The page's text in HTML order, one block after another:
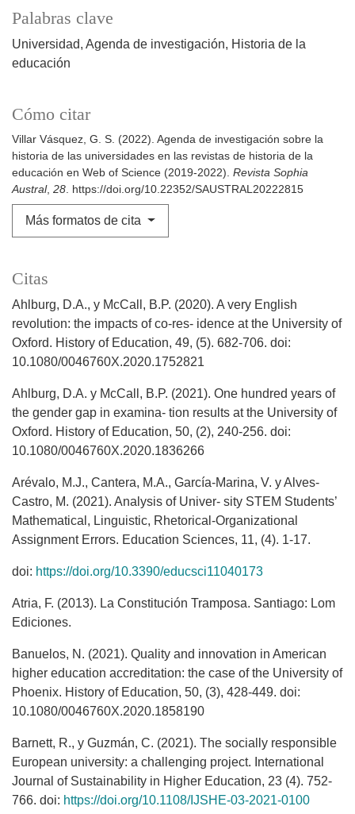
Palabras clave
Universidad Agenda de investigación
Historia de la
educación
Cómo citar
Villar Vásquez, G. S. (2022). Agenda de investigación sobre la
historia de las universidades en las revistas de historia de la
educación en Web of Science (2019-2022). Revista Sophia
Austral, 28. https://doi.org/10.22352/SAUSTRAL20222815
Más formatos de cita
Citas
Ahlburg, D.A., y McCall, B.P. (2020). A very English
revolution: the impacts of co-res- idence at the University of
Oxford. History of Education, 49, (5). 682-706. doi:
10.1080/0046760X.2020.1752821
Ahlburg, D.A. y McCall, B.P. (2021). One hundred years of
the gender gap in examina- tion results at the University of
Oxford. History of Education, 50, (2), 240-256. doi:
10.1080/0046760X.2020.1836266
Arévalo, M.J., Cantera, M.A., García-Marina, V. y Alves-
Castro, M. (2021). Analysis of Univer- sity STEM Students’
Mathematical, Linguistic, Rhetorical-Organizational
Assignment Errors. Education Sciences, 11, (4). 1-17.
doi: https://doi.org/10.3390/educsci11040173
Atria, F. (2013). La Constitución Tramposa. Santiago: Lom
Ediciones.
Banuelos, N. (2021). Quality and innovation in American
higher education accreditation: the case of the University of
Phoenix. History of Education, 50, (3), 428-449. doi:
10.1080/0046760X.2020.1858190
Barnett, R., y Guzmán, C. (2021). The socially responsible
European university: a challenging project. International
Journal of Sustainability in Higher Education, 23 (4). 752-
766. doi: https://doi.org/10.1108/IJSHE-03-2021-0100